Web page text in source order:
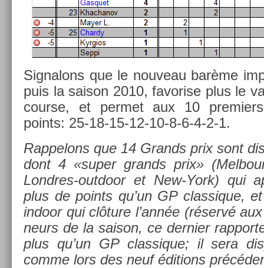
Sig­nalons que le nouveau barème
puis la saison 2010, favor­ise plus le
co­ur­se, et per­met aux 10
points: 25-18-15-12-10-8-6-4-2-1.
Rap­pelons que 14 Grands prix sont
dont 4 «super grands prix»
Londres-outdoor et New-York) qui
plus de points qu’un GP clas­sique,
in­door qui clôture l’année (réservé
neurs de la saison, ce de­rni­er
plus qu’un GP clas­sique; il sera
comme lors des neuf édi­tions